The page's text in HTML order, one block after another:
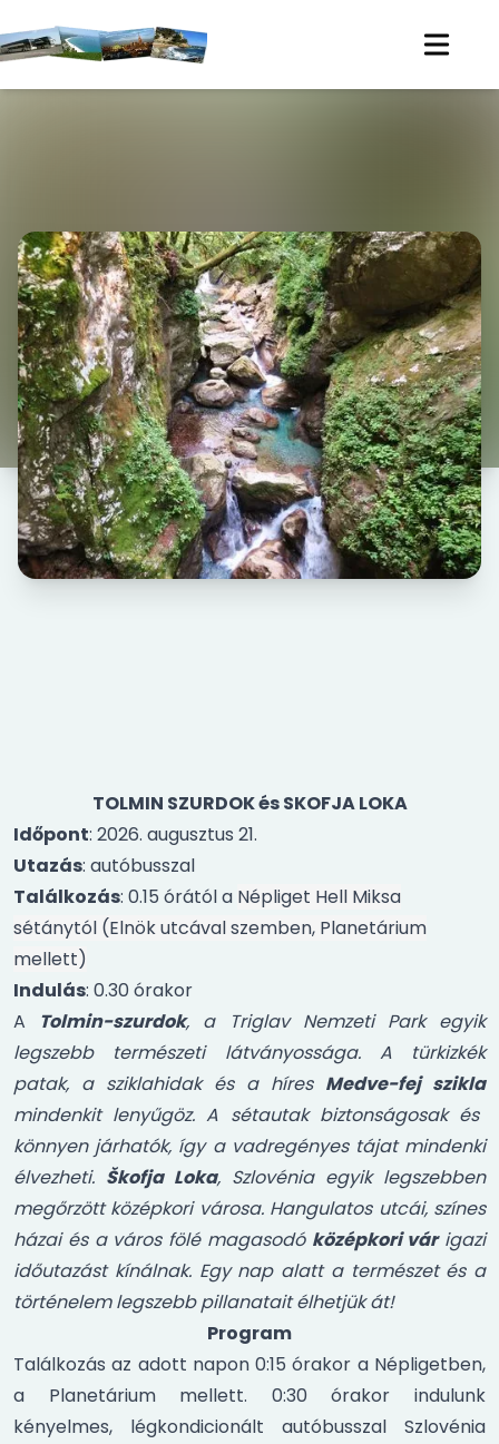
TOLMIN SZURDOK és SKOFJA LOKA
Időpont: 2026. augusztus 21.
Utazás: autóbusszal
Találkozás: 0.15 órától a Népliget Hell Miksa
sétánytól (Elnök utcával szemben, Planetárium
mellett)
Indulás: 0.30 órakor
A
Tolmin-szurdok, a Triglav Nemzeti Park egyik
legszebb természeti látványossága. A türkizkék
patak, a sziklahidak és a híres Medve-fej szikla
mindenkit lenyűgöz. A sétautak biztonságosak és
könnyen járhatók, így a vadregényes tájat mindenki
élvezheti. Škofja Loka, Szlovénia egyik legszebben
megőrzött középkori városa. Hangulatos utcái, színes
házai és a város fölé magasodó középkori várigazi
időutazást kínálnak. Egy nap alatt a természet és a
történelem legszebb pillanatait élhetjük át!
Program
Találkozás az adott napon 0:15 órakor a Népligetben,
a Planetárium mellett. 0:30 órakor indulunk
kényelmes, légkondicionált autóbusszal Szlovénia